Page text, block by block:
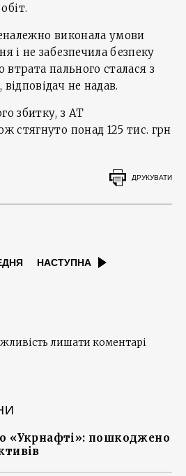
виконала умови
і не забезпечила безпеку
втрата пального сталася з
не надав.
збитку, з АТ
стягнуто понад 125 тис. грн
ДРУКУВАТИ
НАСТУПНА
лишати коментарі
«Укрнафті»: пошкоджено